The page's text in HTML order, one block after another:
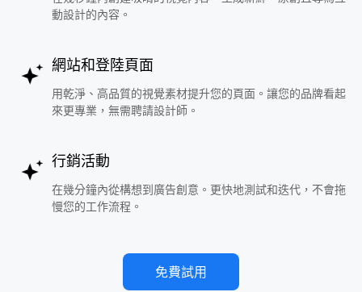
動設計的內容。
網站和登陸頁面
用乾淨、高品質的視覺素材提升您的頁面。讓您的品牌看起
來更專業，無需聘請設計師。
行銷活動
在幾分鐘內從構想到廣告創意。更快地測試和迭代，不會拖
慢您的工作流程。
免費試用